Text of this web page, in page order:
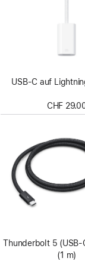
USB‑C auf
CHF
Thunderbolt 5
(1 m)